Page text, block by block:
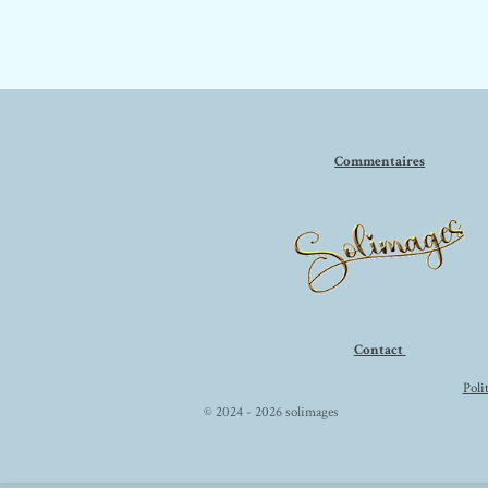
Commentaires
Contact
© 2024 - 2026 solimages